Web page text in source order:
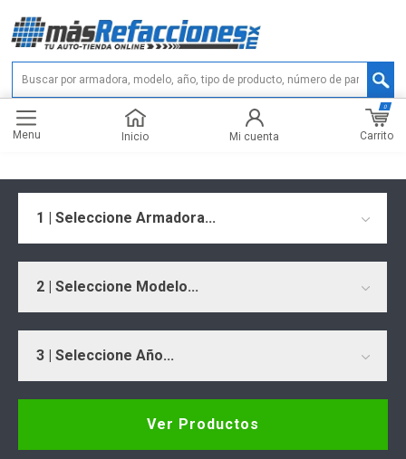
Menu Inicio Mi cuenta Carrito
0
1 | Seleccione Armadora...
2 | Seleccione Modelo...
3 | Seleccione Año...
Ver Productos